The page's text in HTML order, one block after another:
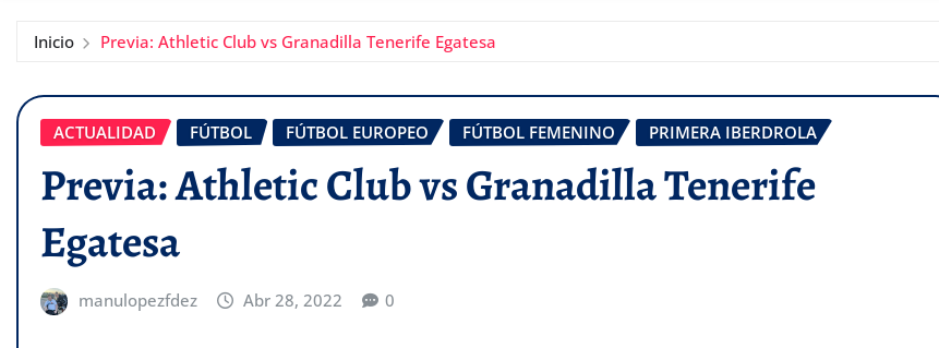
Inicio Previa: Athletic Club vs Granadilla Tenerife Egatesa
ACTUALIDAD FÚTBOL FÚTBOL EUROPEO FÚTBOL FEMENINO PRIMERA IBERDROLA
Previa: Athletic Club vs Granadilla Tenerife
Egatesa
manulopezfdez Abr 28, 2022 0